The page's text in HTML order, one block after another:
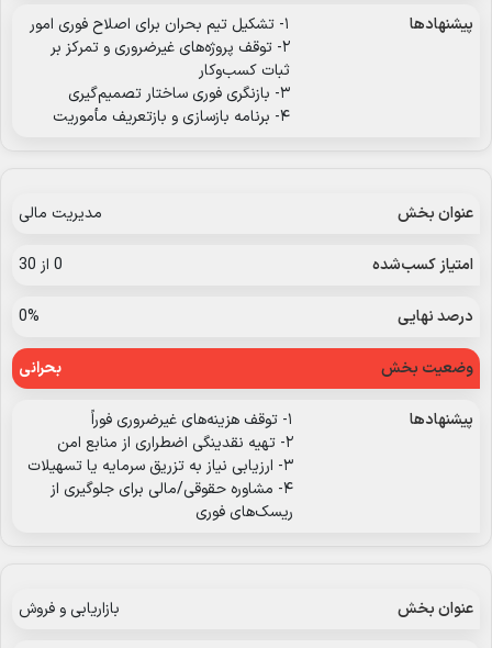
۱- تشکیل تیم بحران برای اصلاح فوری امور
۲- توقف پروژه‌های غیرضروری و تمرکز بر
ثبات کسب‌وکار
۳- بازنگری فوری ساختار تصمیم‌گیری
۴- برنامه بازسازی و بازتعریف مأموریت
مدیریت مالی
0 از 30
0%
بحرانی
۱- توقف هزینه‌های غیرضروری فوراً
۲- تهیه نقدینگی اضطراری از منابع امن
۳- ارزیابی نیاز به تزریق سرمایه یا تسهیلات
۴- مشاوره حقوقی/مالی برای جلوگیری از
ریسک‌های فوری
بازاریابی و فروش